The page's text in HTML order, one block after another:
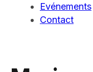
Evénements
Contact